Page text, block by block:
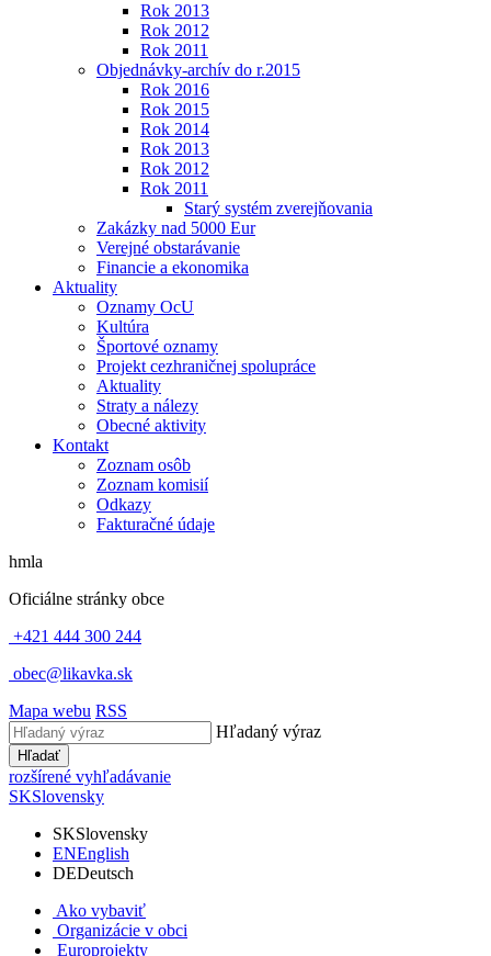
Rok 2013
Rok 2012
Rok 2011
Objednávky-archív do r.2015
Rok 2016
Rok 2015
Rok 2014
Rok 2013
Rok 2012
Rok 2011
Starý systém zverejňovania
Zakázky nad 5000 Eur
Verejné obstarávanie
Financie a ekonomika
Aktuality
Oznamy OcU
Kultúra
Športové oznamy
Projekt cezhraničnej spolupráce
Aktuality
Straty a nálezy
Obecné aktivity
Kontakt
Zoznam osôb
Zoznam komisií
Odkazy
Fakturačné údaje
hmla
Oficiálne stránky obce
+421 444 300 244
obec@likavka.sk
Mapa webu RSS
Hľadaný výraz
Hľadať
rozšírené vyhľadávanie
SKSlovensky
SKSlovensky
ENEnglish
DEDeutsch
Ako vybaviť
Organizácie v obci
Europrojekty